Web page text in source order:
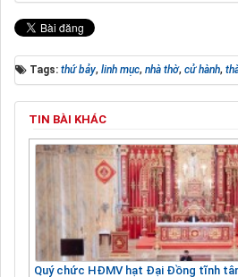
Tags: thứ bảy, linh mục, nhà thờ, cử hành,
TIN BÀI KHÁC
Quý chức HĐMV hạt Đại Đồng tĩnh